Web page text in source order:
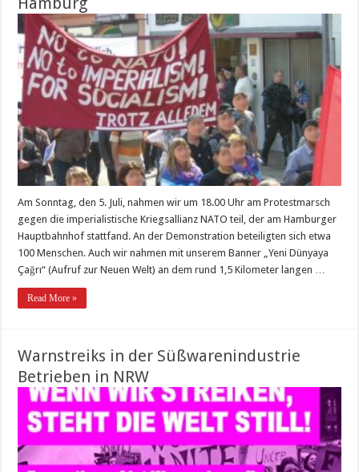
Am Sonntag, den 5. Juli, nahmen wir um 18.00 Uhr am Protestmarsch
gegen die imperialistische Kriegsallianz NATO teil, der am Hamburger
Hauptbahnhof stattfand. An der Demonstration beteiligten sich etwa
100 Menschen. Auch wir nahmen mit unserem Banner „Yeni Dünyaya
Çağrı“ (Aufruf zur Neuen Welt) an dem rund 1,5 Kilometer langen …
Read More »
Warnstreiks in der Süßwarenindustrie
Betrieben in NRW